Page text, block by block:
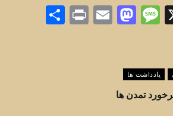
X
Message
Mastodon
Email
Print
یادداشت ها
تمدن ها